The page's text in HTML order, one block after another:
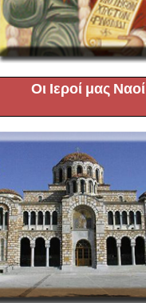
Οι Ιεροί μας Ναοί